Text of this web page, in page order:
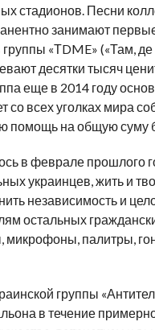
стадионов. Песни
занимают
«ТDME» («Там,
десятки тысяч
еще в 2014 году
со всех уголках мира
помощь на общую суму
в феврале прошлого
украинцев, жить и
независимость и
остальных
микрофоны, палитры,
группы
в течение